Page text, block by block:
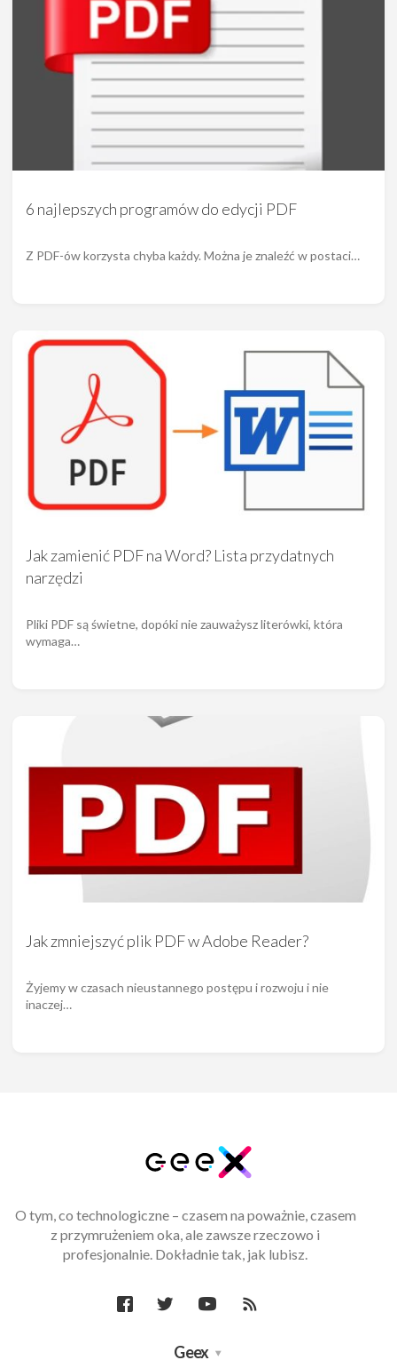
6 najlepszych programów do edycji PDF
Z PDF-ów korzysta chyba każdy. Można je znaleźć w postaci…
Jak zamienić PDF na Word? Lista przydatnych
narzędzi
Pliki PDF są świetne, dopóki nie zauważysz literówki, która
wymaga…
Jak zmniejszyć plik PDF w Adobe Reader?
Żyjemy w czasach nieustannego postępu i rozwoju i nie
inaczej…
O tym, co technologiczne – czasem na poważnie, czasem
z przymrużeniem oka, ale zawsze rzeczowo i
profesjonalnie. Dokładnie tak, jak lubisz.
Geex